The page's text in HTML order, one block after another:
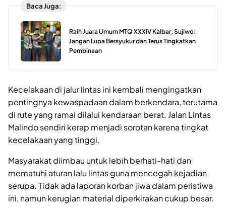
Baca Juga:
Raih Juara Umum MTQ XXXIV Kalbar, Sujiwo:
Jangan Lupa Bersyukur dan Terus Tingkatkan
Pembinaan
Kecelakaan di jalur lintas ini kembali mengingatkan
pentingnya kewaspadaan dalam berkendara, terutama
di rute yang ramai dilalui kendaraan berat. Jalan Lintas
Malindo sendiri kerap menjadi sorotan karena tingkat
kecelakaan yang tinggi.
Masyarakat diimbau untuk lebih berhati-hati dan
mematuhi aturan lalu lintas guna mencegah kejadian
serupa. Tidak ada laporan korban jiwa dalam peristiwa
ini, namun kerugian material diperkirakan cukup besar.